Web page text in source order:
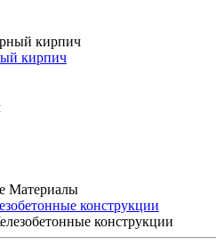
кирпич
Материалы
конструкции